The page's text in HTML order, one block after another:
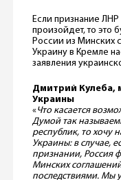
Если признание
произойдет, то это
России из Минских
Украину в Кремле
заявления
Дмитрий Кулеба,
Украины
«Что касается
Думой так
республик, то хочу
Украины: в случае,
признании, Россия
Минских
последствиями. Мы